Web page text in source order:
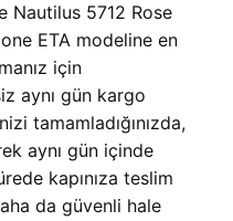
Nautilus 5712 Rose
ETA modeline en
için
aynı gün kargo
tamamladığınızda,
aynı gün içinde
kapınıza teslim
da güvenli hale